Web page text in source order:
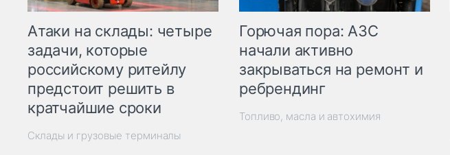
Атаки на склады: четыре
задачи, которые
российскому ритейлу
предстоит решить в
кратчайшие сроки
Склады и грузовые терминалы
Горючая пора: АЗС
начали активно
закрываться на ремонт и
ребрендинг
Топливо, масла и автохимия